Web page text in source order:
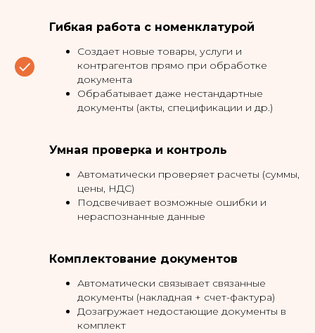
Гибкая работа с номенклатурой
Создает новые товары, услуги и
контрагентов прямо при обработке
документа
Обрабатывает даже нестандартные
документы (акты, спецификации и др.)
Умная проверка и контроль
Автоматически проверяет расчеты (суммы,
цены, НДС)
Подсвечивает возможные ошибки и
нераспознанные данные
Комплектование документов
Автоматически связывает связанные
документы (накладная + счет-фактура)
Дозагружает недостающие документы в
комплект